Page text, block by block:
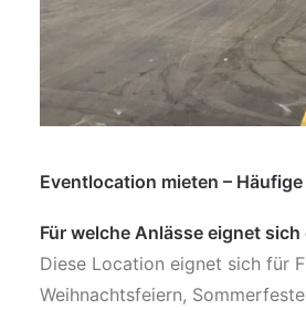
Eventlocation mieten – Häufige
Für welche Anlässe eignet
Diese Location eignet sich für
Weihnachtsfeiern,